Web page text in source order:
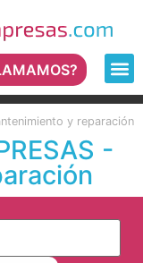
y reparación
-